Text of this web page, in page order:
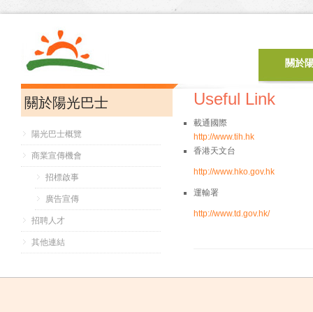
關於
關於陽光巴士
陽光巴士概覽
商業宣傳機會
招標啟事
廣告宣傳
招聘人才
其他連結
Useful Link
載通國際
http://www.tih.hk
香港天文台
http://www.hko.gov.hk
運輸署
http://www.td.gov.hk/